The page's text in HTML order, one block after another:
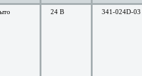
24 В 341-024D-03